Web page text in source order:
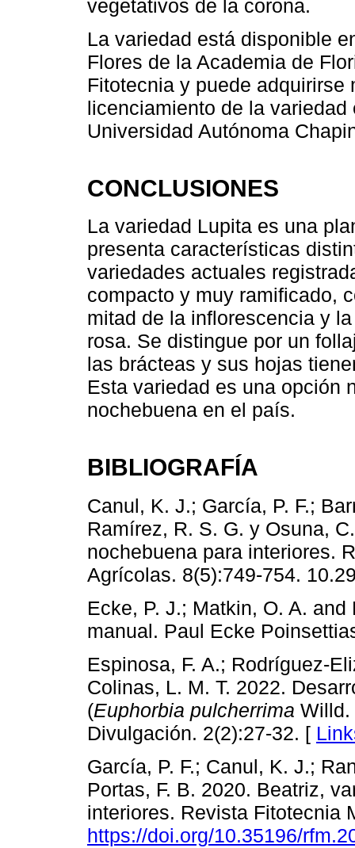
vegetativos de la corona.
La variedad está disponible
Flores de la Academia de
Fitotecnia y puede adquirirse
licenciamiento de la
Universidad Autónoma
CONCLUSIONES
La variedad Lupita es una
presenta características
variedades actuales
compacto y muy ramificado,
mitad de la inflorescencia y
rosa. Se distingue por un
las brácteas y sus hojas
Esta variedad es una opción
nochebuena en el país.
BIBLIOGRAFÍA
Canul, K. J.; García, P. F.;
Ramírez, R. S. G. y Osuna,
nochebuena para interiores.
Agrícolas. 8(5):749-754.
Ecke, P. J.; Matkin, O. A.
manual. Paul Ecke
Espinosa, F. A.; Rodríguez-
Colinas, L. M. T. 2022.
(Euphorbia pulcherrima Willd.
Divulgación. 2(2):27-32. [
García, P. F.; Canul, K. J.;
Portas, F. B. 2020. Beatriz,
interiores. Revista Fitotecnia
https://doi.org/10.35196/